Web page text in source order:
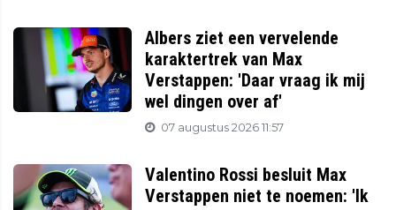
Albers ziet een vervelende
karaktertrek van Max
Verstappen: 'Daar vraag ik mij
wel dingen over af'
07 augustus 2026 11:57
Valentino Rossi besluit Max
Verstappen niet te noemen: 'Ik